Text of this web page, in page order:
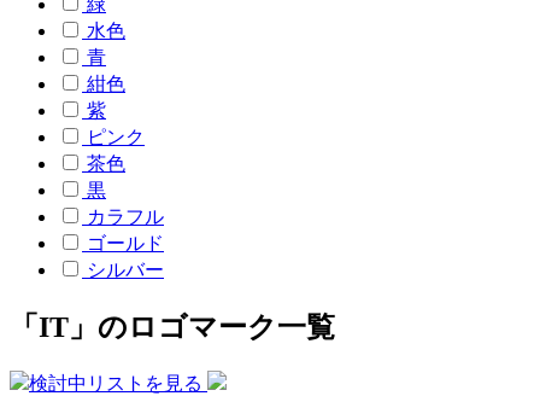
水色
青
紺色
紫
ピンク
茶色
黒
カラフル
ゴールド
シルバー
「IT」のロゴマーク一覧
検討中リストを見る